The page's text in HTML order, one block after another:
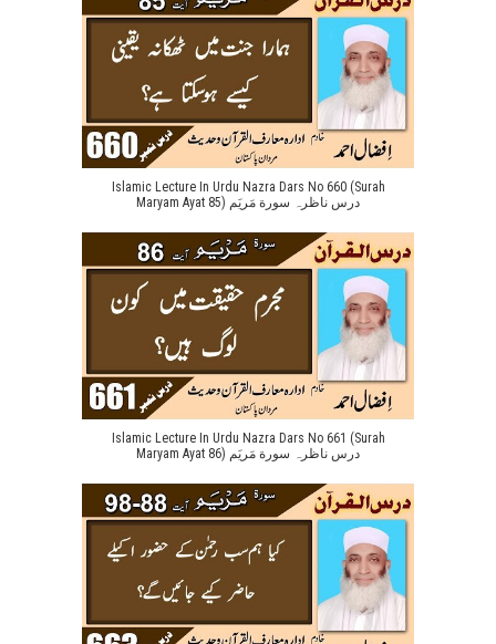
Islamic Lecture In Urdu Nazra Dars No 660 (Surah
Maryam Ayat 85) درس ناظرہ سورة مَریَم
Islamic Lecture In Urdu Nazra Dars No 661 (Surah
Maryam Ayat 86) درس ناظرہ سورة مَریَم